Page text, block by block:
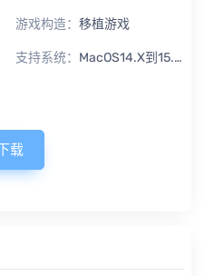
游戏构造： 移植游戏
支持系统： MacOS14.X到15.X Sequoia
下载